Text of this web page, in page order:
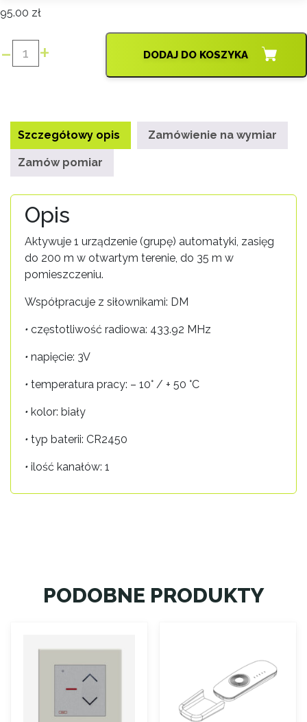
95.00 zł
-
ilość
KANAŁOWY
ALUPROF
BIAŁY
+ DODAJ DO KOSZYKA
Szczegółowy opis Zamówienie na wymiar
Zamów pomiar
Opis
Aktywuje 1 urządzenie (grupę) automatyki, zasięg
do 200 m w otwartym terenie, do 35 m w
pomieszczeniu.
Współpracuje z siłownikami: DM
• częstotliwość radiowa: 433.92 MHz
• napięcie: 3V
• temperatura pracy: – 10° / + 50 °C
• kolor: biały
• typ baterii: CR2450
• ilość kanałów: 1
PODOBNE PRODUKTY